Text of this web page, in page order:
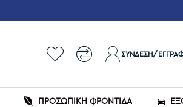
ΣΎΝΔΕΣΗ/
ΠΡΟΣΩΠΙΚΗ ΦΡΟΝΤΙΔΑ